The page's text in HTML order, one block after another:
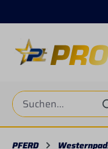
PFERD